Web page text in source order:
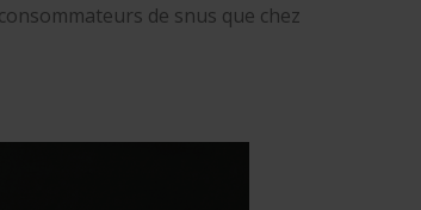
de snus que chez